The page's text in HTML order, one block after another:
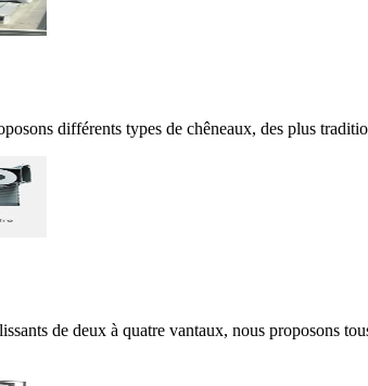
différents types de chêneaux, des plus
de deux à quatre vantaux, nous proposons